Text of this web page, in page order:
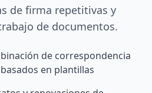
de firma repetitivas y
de documentos.
de correspondencia
en plantillas